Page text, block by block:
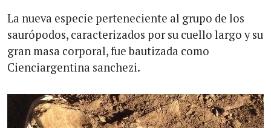
La nueva especie perteneciente al grupo de los
saurópodos, caracterizados por su cuello largo y su
gran masa corporal, fue bautizada como
Cienciargentina sanchezi.